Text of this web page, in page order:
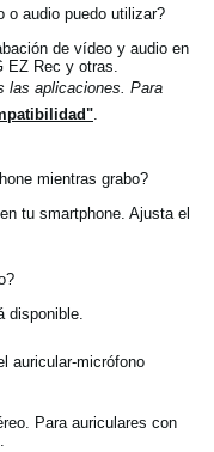
o audio puedo utilizar?
de vídeo y audio en
EZ Rec y otras.
las aplicaciones. Para
.
mientras grabo?
tu smartphone. Ajusta el
disponible.
auricular-micrófono
Para auriculares con